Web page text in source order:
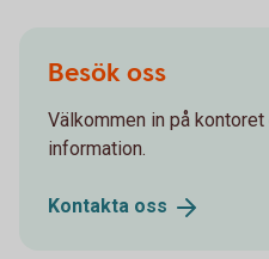
Besök oss
Välkommen in på
information.
Kontakta oss